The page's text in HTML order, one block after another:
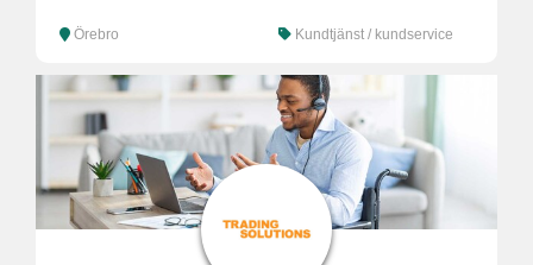
Örebro Kundtjänst / kundservice